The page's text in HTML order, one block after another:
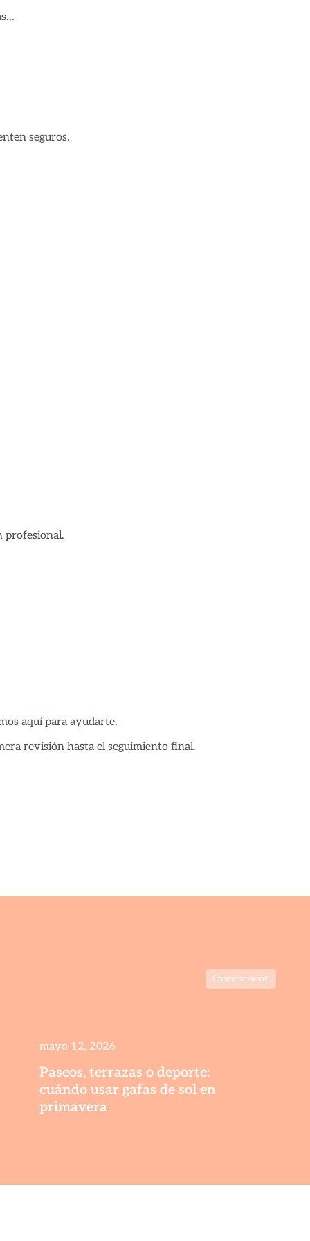
seguros.
profesional.
aquí para ayudarte.
revisión hasta el seguimiento final.
mayo 12, 2026
Concienciación
Paseos, terrazas o deporte:
cuándo usar gafas de sol en
primavera